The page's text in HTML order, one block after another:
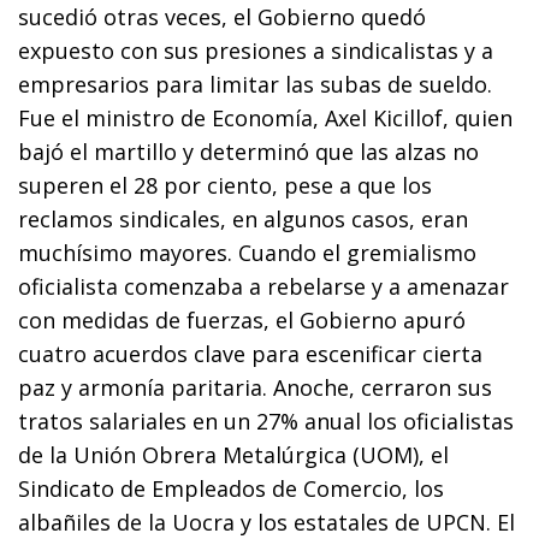
sucedió otras veces, el Gobierno quedó
expuesto con sus presiones a sindicalistas y a
empresarios para limitar las subas de sueldo.
Fue el ministro de Economía, Axel Kicillof, quien
bajó el martillo y determinó que las alzas no
superen el 28 por ciento, pese a que los
reclamos sindicales, en algunos casos, eran
muchísimo mayores. Cuando el gremialismo
oficialista comenzaba a rebelarse y a amenazar
con medidas de fuerzas, el Gobierno apuró
cuatro acuerdos clave para escenificar cierta
paz y armonía paritaria. Anoche, cerraron sus
tratos salariales en un 27% anual los oficialistas
de la Unión Obrera Metalúrgica (UOM), el
Sindicato de Empleados de Comercio, los
albañiles de la Uocra y los estatales de UPCN. El